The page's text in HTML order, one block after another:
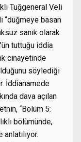
Tuğgeneral Veli
“düğmeye basan
sanık olarak
tuttuğu iddia
cinayetinde
söylediği
İddianamede
dava açılan
“Bölüm 5:
bölümünde,